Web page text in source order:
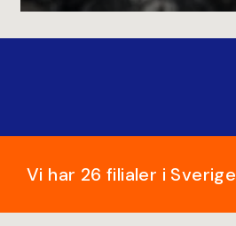
Vi har 26 filialer i Sverige